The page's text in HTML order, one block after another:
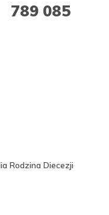
085
Rodzina Diecezji